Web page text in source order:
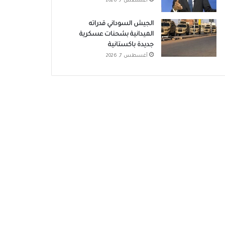
الجيش السوداني قدراته
الميدانية بشحنات عسكرية
جديدة باكستانية
أغسطس 7, 2026